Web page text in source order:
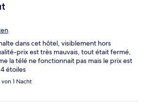
dans cet hôtel, visiblement hors
prix est très mauvais, tout était fermé,
la télé ne fonctionnait pas mais le prix est
étoiles
1 Nacht